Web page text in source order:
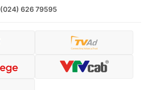
(024) 626 79595